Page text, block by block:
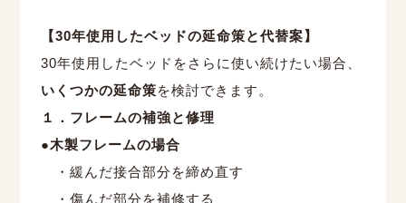
【30年使用したベッドの延命策と代替案】
30年使用したベッドをさらに使い続けたい場合、
いくつかの延命策を検討できます。
１．フレームの補強と修理
●木製フレームの場合
・緩んだ接合部分を締め直す
・傷んだ部分を補修する